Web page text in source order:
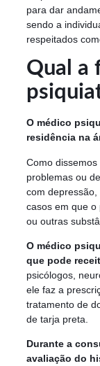
para dar
sendo a
respeitados
Qual a
O médico
residência na
Como
problemas ou
com
casos em que o
ou outras
O médico
que pode
psicólogos,
ele faz a
tratamento de
de tarja preta.
Durante a
avaliação do